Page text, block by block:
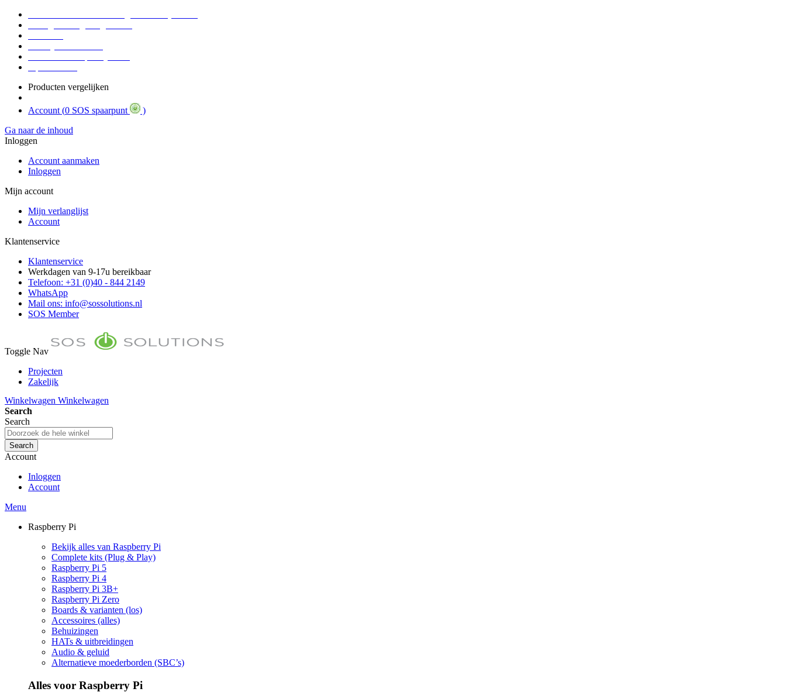
Producten vergelijken
Account (0 SOS spaarpunt
)
Ga naar de inhoud
Inloggen
Account aanmaken
Inloggen
Mijn account
Mijn verlanglijst
Account
Klantenservice
Klantenservice
Werkdagen van 9-17u bereikbaar
Telefoon: +31 (0)40 - 844 2149
WhatsApp
Mail ons: info@sossolutions.nl
SOS Member
Toggle Nav
Projecten
Zakelijk
Toon prijzen Incl. BTW
Toon prijzen Excl. BTW
Winkelwagen Winkelwagen
Search
Search
Search
Account
Inloggen
Account
Menu
Raspberry Pi
Bekijk alles van Raspberry Pi
Complete kits (Plug & Play)
Raspberry Pi 5
Raspberry Pi 4
Raspberry Pi 3B+
Raspberry Pi Zero
Boards & varianten (los)
Accessoires (alles)
Behuizingen
HATs & uitbreidingen
Audio & geluid
Alternatieve moederborden (SBC’s)
Alles voor Raspberry Pi